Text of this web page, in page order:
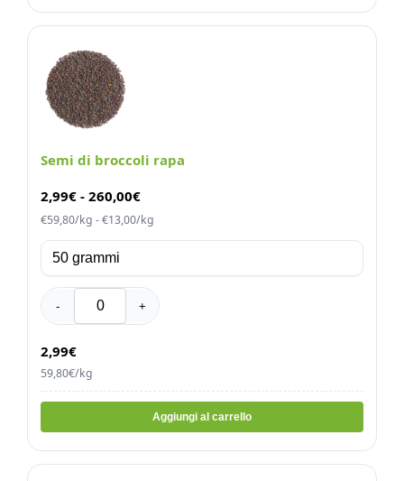
Semi di broccoli rapa
2,99€ - 260,00€
€59,80/kg - €13,00/kg
- +
2,99€
59,80€/kg
Aggiungi al carrello